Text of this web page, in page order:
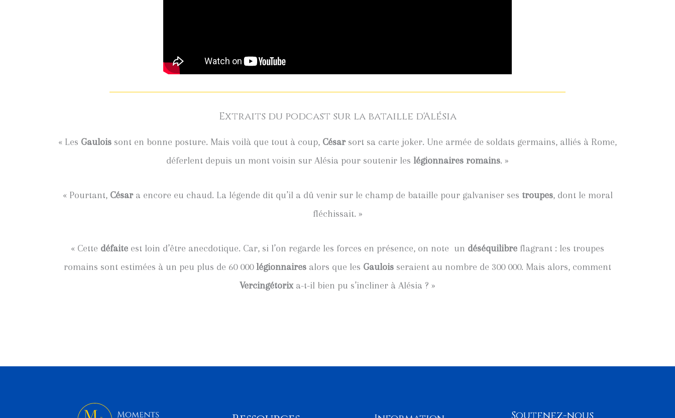
Extraits du podcast sur la bataille d'Alésia
« Les Gaulois sont en bonne posture. Mais voilà que tout à coup, Césarsort sa carte joker. Une armée de soldats germains, alliés à Rome,
déferlent depuis un mont voisin sur Alésia pour soutenir les légionnaires romains. »
« Pourtant, Césara encore eu chaud. La légende dit qu’il a dû venir sur le champ de bataille pour galvaniser ses troupes, dont le moral
fléchissait. »
« Cette défaite est loin d’être anecdotique. Car, si l’on regarde les forces en présence, on note un déséquilibre flagrant : les troupes
romains sont estimées à un peu plus de 60 000légionnaires alors que les Gaulois seraient au nombre de 300 000. Mais alors, comment
Vercingétorixa-t-il bien pu s’incliner à Alésia ? »
Soutenez-nous